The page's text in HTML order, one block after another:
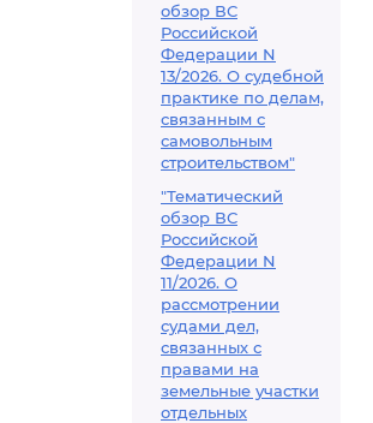
обзор ВС
Российской
Федерации N
13/2026. О судебной
практике по делам,
связанным с
самовольным
строительством"
"Тематический
обзор ВС
Российской
Федерации N
11/2026. О
рассмотрении
судами дел,
связанных с
правами на
земельные участки
отдельных